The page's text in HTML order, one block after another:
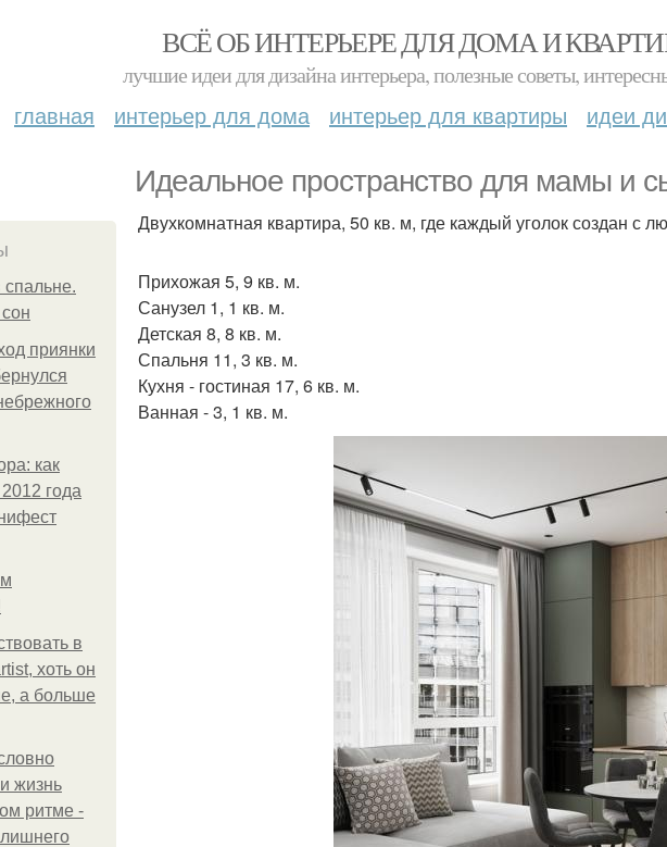
ВСЁ ОБ ИНТЕРЬЕРЕ ДЛЯ ДОМА И
лучшие идеи для дизайна интерьера, полезные советы,
главная интерьер для дома интерьер для квартиры идеи
Идеальное пространство для мамы и
спальне.
приянки
как
года
в
хоть он
а больше
жизнь
ритме -
Двухкомнатная квартира, 50 кв. м, где каждый уголок создан с
Прихожая 5, 9 кв. м.
Санузел 1, 1 кв. м.
Детская 8, 8 кв. м.
Спальня 11, 3 кв. м.
Кухня - гостиная 17, 6 кв. м.
Ванная - 3, 1 кв. м.